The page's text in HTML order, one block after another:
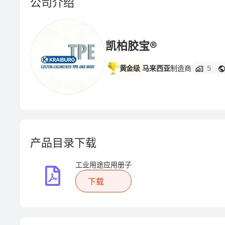
凯柏胶宝®
黄金级 马来西亚制造商 5
产品目录下载
工业用途应用册子
下载